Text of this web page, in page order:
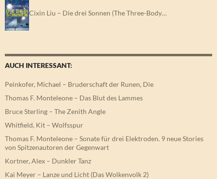
Cixin Liu – Die drei Sonnen (The Three-Body…
AUCH INTERESSANT:
Peinkofer, Michael – Bruderschaft der Runen, Die
Thomas F. Monteleone – Das Blut des Lammes
Bruce Sterling – The Zenith Angle
Whitfield, Kit – Wolfsspur
Thomas F. Monteleone – Sonate für drei Elektroden. 9 neue Stories
von Spitzenautoren der Gegenwart
Kortner, Alex – Dunkler Tanz
Kai Meyer – Lanze und Licht (Das Wolkenvolk 2)